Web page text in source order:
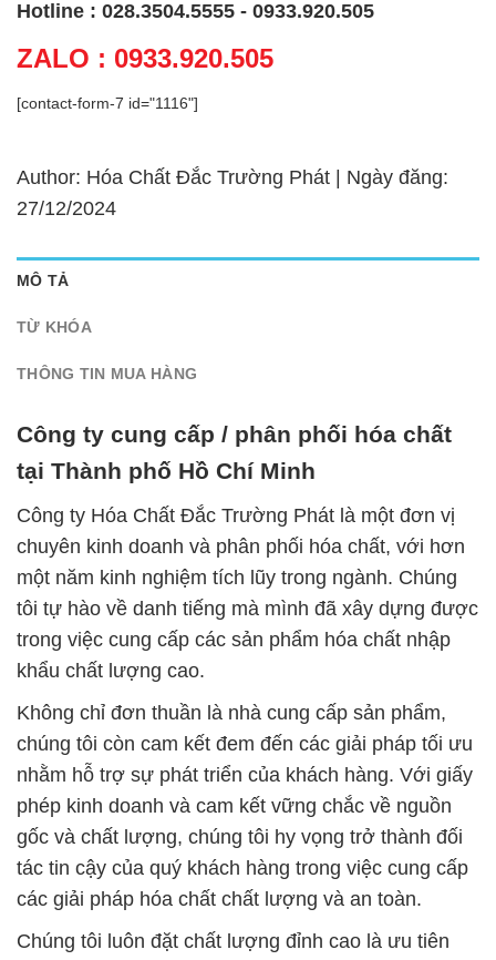
Hotline : 028.3504.5555 - 0933.920.505
ZALO : 0933.920.505
[contact-form-7 id="1116"]
Author: Hóa Chất Đắc Trường Phát | Ngày đăng:
27/12/2024
MÔ TẢ
TỪ KHÓA
THÔNG TIN MUA HÀNG
Công ty cung cấp / phân phối hóa chất
tại Thành phố Hồ Chí Minh
Công ty Hóa Chất Đắc Trường Phát là một đơn vị
chuyên kinh doanh và phân phối hóa chất, với hơn
một năm kinh nghiệm tích lũy trong ngành. Chúng
tôi tự hào về danh tiếng mà mình đã xây dựng được
trong việc cung cấp các sản phẩm hóa chất nhập
khẩu chất lượng cao.
Không chỉ đơn thuần là nhà cung cấp sản phẩm,
chúng tôi còn cam kết đem đến các giải pháp tối ưu
nhằm hỗ trợ sự phát triển của khách hàng. Với giấy
phép kinh doanh và cam kết vững chắc về nguồn
gốc và chất lượng, chúng tôi hy vọng trở thành đối
tác tin cậy của quý khách hàng trong việc cung cấp
các giải pháp hóa chất chất lượng và an toàn.
Chúng tôi luôn đặt chất lượng đỉnh cao là ưu tiên